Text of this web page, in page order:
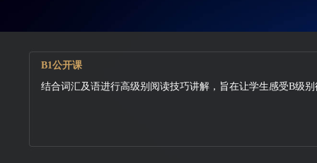
B1公开课
结合词汇及语进行高级别阅读技巧讲解，旨在让学生感受B级